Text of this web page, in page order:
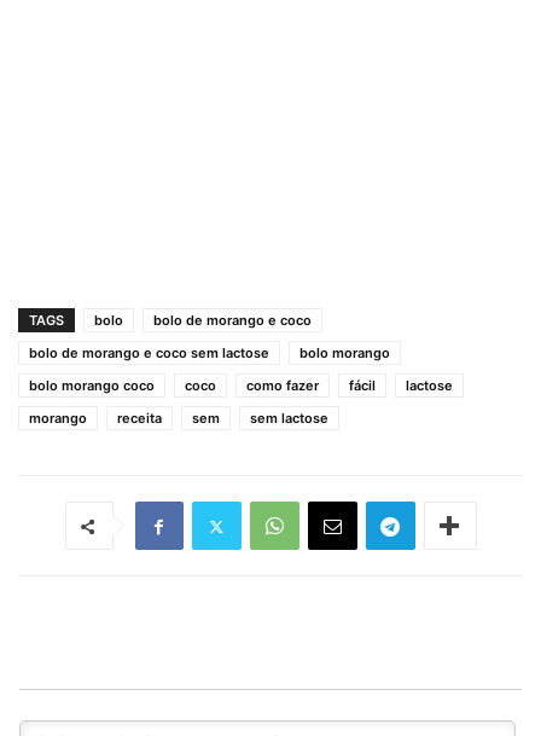
TAGS bolo
bolo de morango e coco
bolo de morango e coco sem lactose
bolo morango
bolo morango coco
coco como fazer fácil
lactose
morango
receita sem sem lactose